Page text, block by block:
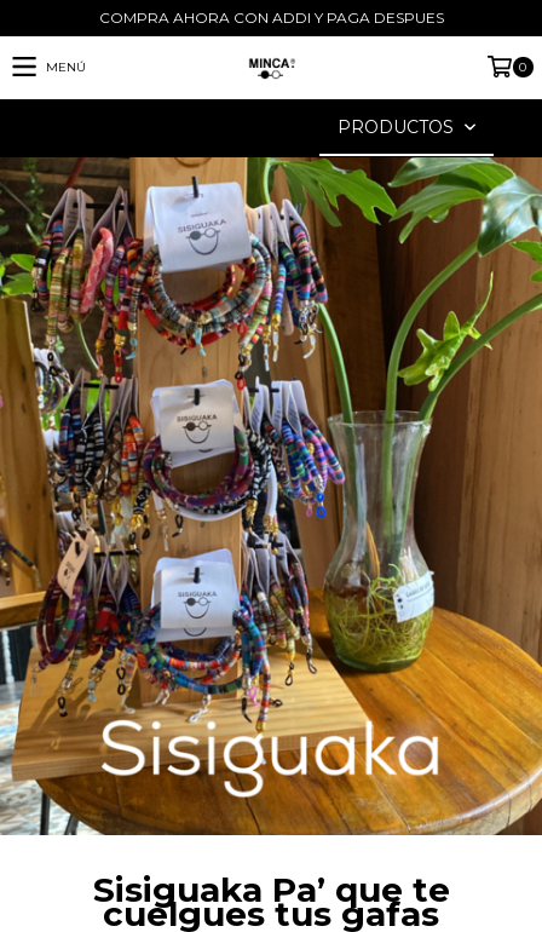
COMPRA AHORA CON ADDI Y PAGA DESPUES
MENÚ 0
PRODUCTOS
Sisiguaka Pa’ que te
cuelgues tus gafas